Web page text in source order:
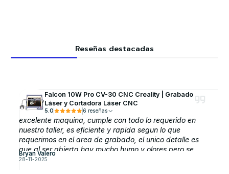
Reseñas destacadas
Falcon 10W Pro CV-30 CNC Creality | Grabado
Láser y Cortadora Láser CNC
5.0 6 reseñas
excelente maquina, cumple con todo lo requerido en
nuestro taller, es eficiente y rapida segun lo que
requerimos en el area de grabado, el unico detalle es
que al ser abierta hay mucho humo y olores pero se
puede solucionar comprando la cubierta protectora que
esperamos adquirirla pronto.
Bryan Valero
28-11-2025